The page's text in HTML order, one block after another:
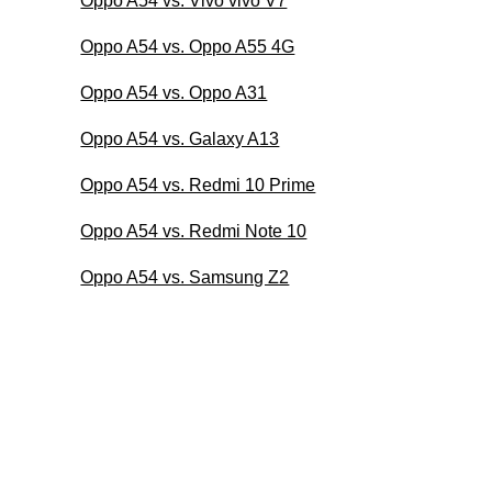
Oppo A54 vs. Oppo A55 4G
Oppo A54 vs. Oppo A31
Oppo A54 vs. Galaxy A13
Oppo A54 vs. Redmi 10 Prime
Oppo A54 vs. Redmi Note 10
Oppo A54 vs. Samsung Z2